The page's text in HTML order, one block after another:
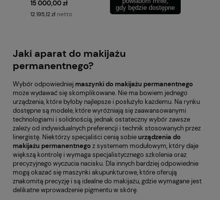
15 000,00 zł
12 195,12 zł netto
gdy będzie dostępne
Jaki aparat do makijażu
permanentnego?
Wybór odpowiedniej maszynki do makijażu permanentnego
może wydawać się skomplikowane. Nie ma bowiem jednego
urządzenia, które byłoby najlepsze i posłużyło każdemu. Na rynku
dostępne są modele, które wyróżniają się zaawansowanymi
technologiami i solidnością, jednak ostateczny wybór zawsze
zależy od indywidualnych preferencji i technik stosowanych przez
linergistę. Niektórzy specjaliści cenią sobieurządzenia do
makijażu permanentnegoz systemem modułowym, który daje
większą kontrolę i wymaga specjalistycznego szkolenia oraz
precyzyjnego wyczucia nacisku. Dla innych bardziej odpowiednie
mogą okazać się maszynki akupunkturowe, które oferują
znakomitą precyzję i są idealne do makijażu, gdzie wymagane jest
delikatne wprowadzenie pigmentu w skórę.